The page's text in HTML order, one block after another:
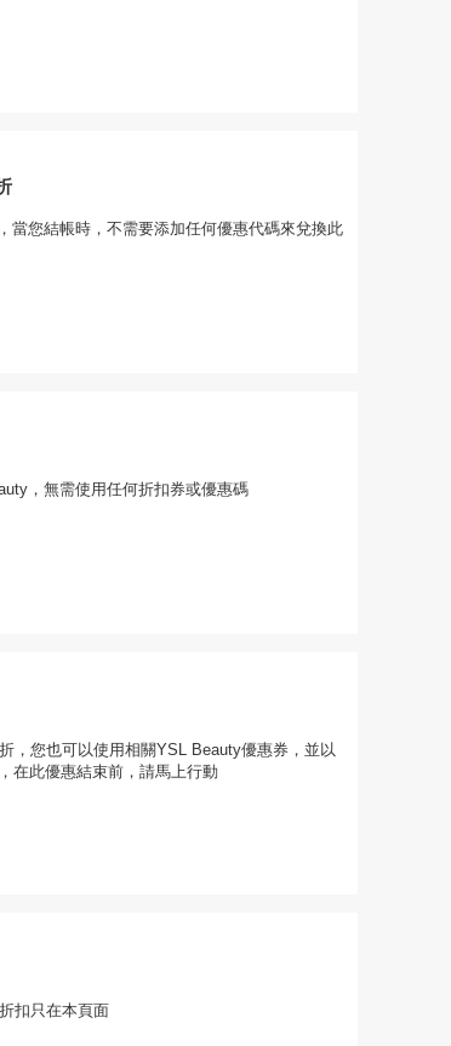
當您結帳時，不需要添加任何優惠代碼來兌換此
，無需使用任何折扣券或優惠碼
，您也可以使用相關YSL Beauty優惠券，並以
在此優惠結束前，請馬上行動
扣只在本頁面